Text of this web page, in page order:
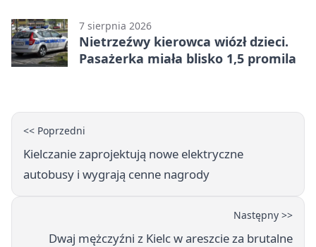
7 sierpnia 2026
Nietrzeźwy kierowca wiózł dzieci.
Pasażerka miała blisko 1,5 promila
<< Poprzedni
Kielczanie zaprojektują nowe elektryczne
autobusy i wygrają cenne nagrody
Następny >>
Dwaj mężczyźni z Kielc w areszcie za brutalne